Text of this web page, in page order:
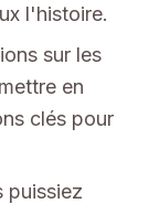
l'histoire.
sur les
en
clés pour
puissiez